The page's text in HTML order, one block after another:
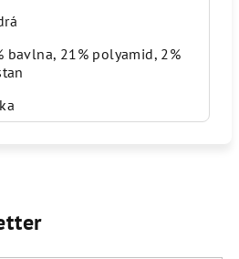
bavlna, 21% polyamid, 2%